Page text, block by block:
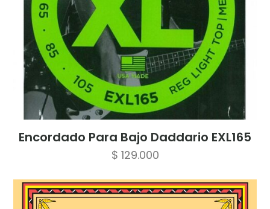
Encordado Para Bajo Daddario EXL165
$ 129.000